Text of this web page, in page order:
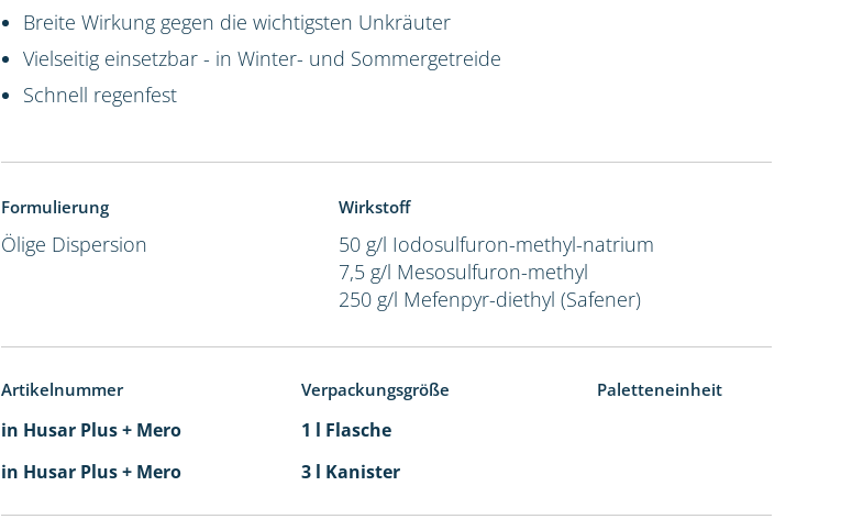
Breite Wirkung gegen die wichtigsten Unkräuter
Vielseitig einsetzbar - in Winter- und Sommergetreide
Schnell regenfest
Formulierung
Ölige Dispersion
Wirkstoff
50 g/l Iodosulfuron-methyl-natrium
7,5 g/l Mesosulfuron-methyl
250 g/l Mefenpyr-diethyl (Safener)
Artikelnummer Verpackungsgröße Paletteneinheit
in Husar Plus + Mero
1 l Flasche
in Husar Plus + Mero
3 l Kanister